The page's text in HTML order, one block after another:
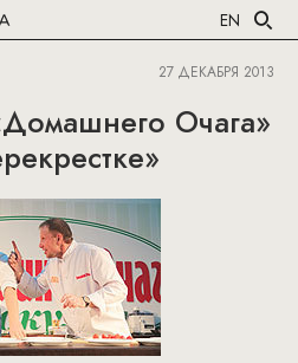
EN
27 ДЕКАБРЯ 2013
Очага»